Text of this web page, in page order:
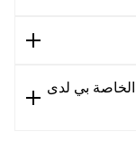
بي لدى